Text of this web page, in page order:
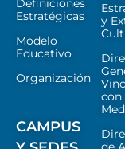
Definiciones
Estratégicas
Modelo
Educativo
Organización
CAMPUS
y
con